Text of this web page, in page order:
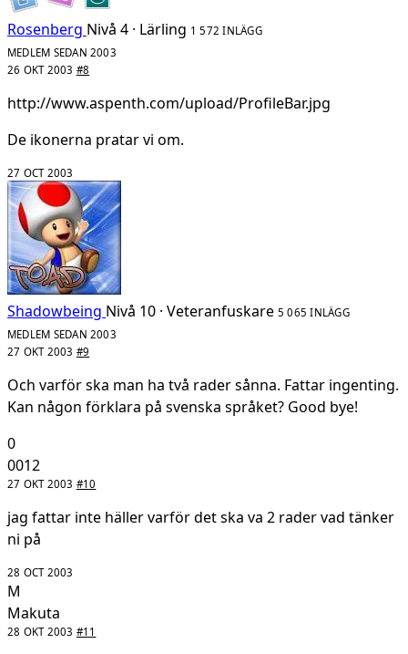
Rosenberg Nivå 4 · Lärling 1 572 INLÄGG
MEDLEM SEDAN 2003
26 OKT 2003 #8
http://www.aspenth.com/upload/ProfileBar.jpg
De ikonerna pratar vi om.
27 OCT 2003
Shadowbeing Nivå 10 · Veteranfuskare 5 065 INLÄGG
MEDLEM SEDAN 2003
27 OKT 2003 #9
Och varför ska man ha två rader sånna. Fattar ingenting.
Kan någon förklara på svenska språket? Good bye!
0
0012
27 OKT 2003 #10
jag fattar inte häller varför det ska va 2 rader vad tänker
ni på
28 OCT 2003
M
Makuta
28 OKT 2003 #11